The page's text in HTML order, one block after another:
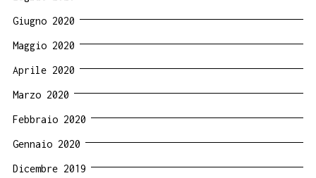
Giugno 2020
Maggio 2020
Aprile 2020
Marzo 2020
Febbraio 2020
Gennaio 2020
Dicembre 2019